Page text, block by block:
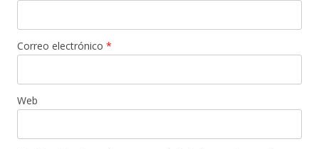
Correo electrónico *
Web